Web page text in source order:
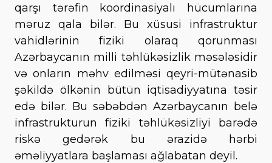
qarşı tərəfin koordinasiyalı hücumlarına
məruz qala bilər. Bu xüsusi infrastruktur
vahidlərinin fiziki olaraq qorunması
Azərbaycanın milli təhlükəsizlik məsələsidir
və onların məhv edilməsi qeyri-mütənasib
şəkildə ölkənin bütün iqtisadiyyatına təsir
edə bilər. Bu səbəbdən Azərbaycanın belə
infrastrukturun fiziki təhlükəsizliyi barədə
riskə gedərək bu ərazidə hərbi
əməliyyatlara başlaması ağlabatan deyil.